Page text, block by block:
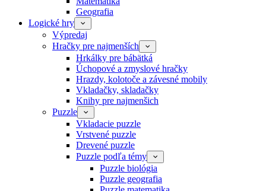
Geografia
Logické hry
Výpredaj
Hračky pre najmenších
Hrkálky pre bábätká
Úchopové a zmyslové hračky
Hrazdy, kolotoče a závesné mobily
Vkladačky, skladačky
Knihy pre najmenšich
Puzzle
Vkladacie puzzle
Vrstvené puzzle
Drevené puzzle
Puzzle podľa témy
Puzzle biológia
Puzzle geografia